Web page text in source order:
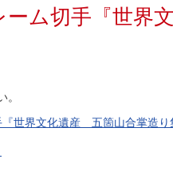
ーム切手『世界
『世界文化遺産 五箇山合掌造